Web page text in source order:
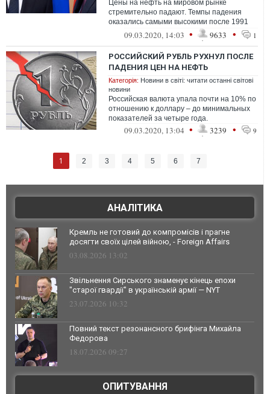
Цены на нефть на мировом рынке
стремительно падают. Темпы падения
оказались самыми высокими после 1991
года, когда шла война в Персидском
09.03.2020, 14:03 • 9633 • 1
РОССИЙСКИЙ РУБЛЬ РУХНУЛ ПОСЛЕ
ПАДЕНИЯ ЦЕН НА НЕФТЬ
Категорія: Новини в світі: читати останні світові
новини
Российская валюта упала почти на 10% по
отношению к доллару – до минимальных
показателей за четыре года.
09.03.2020, 13:04 • 3239 • 9
1 2 3 4 5 6 7
АНАЛІТИКА
Кремль не готовий до компромісів і прагне
досягти своїх цілей війною, - Foreign Affairs
03.08.2026 13:02
Звільнення Сирського знаменує кінець епохи
"старої гвардії" в українській армії — NYT
23.07.2026 10:32
Повний текст резонансного брифінга Михайла
Федорова
18.07.2026 09:27
ОПИТУВАННЯ